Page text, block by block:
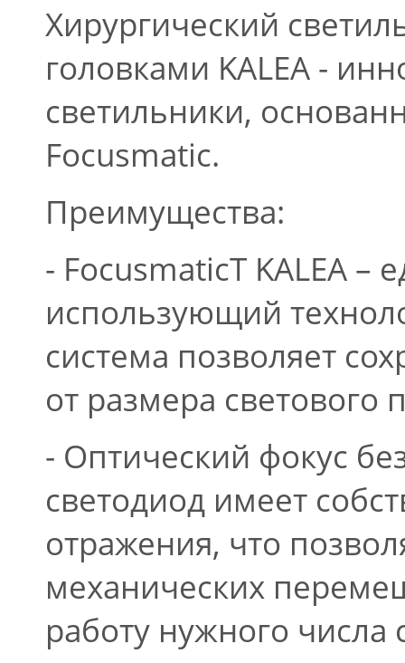
Хирургический
головками KALEA -
светильники,
Focusmatic.
Преимущества:
- FocusmaticT KALEA
использующий
система позволяет
от размера светового
- Оптический фокус
светодиод имеет
отражения, что
механических
работу нужного числа